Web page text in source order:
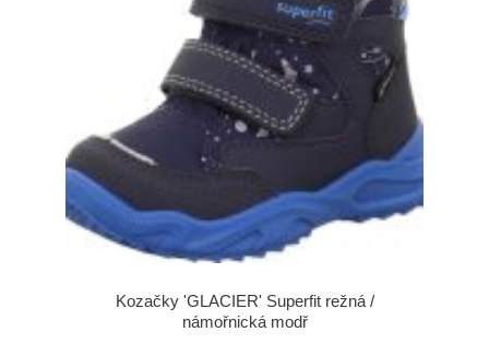
Kozačky 'GLACIER' Superfit režná /
námořnická modř